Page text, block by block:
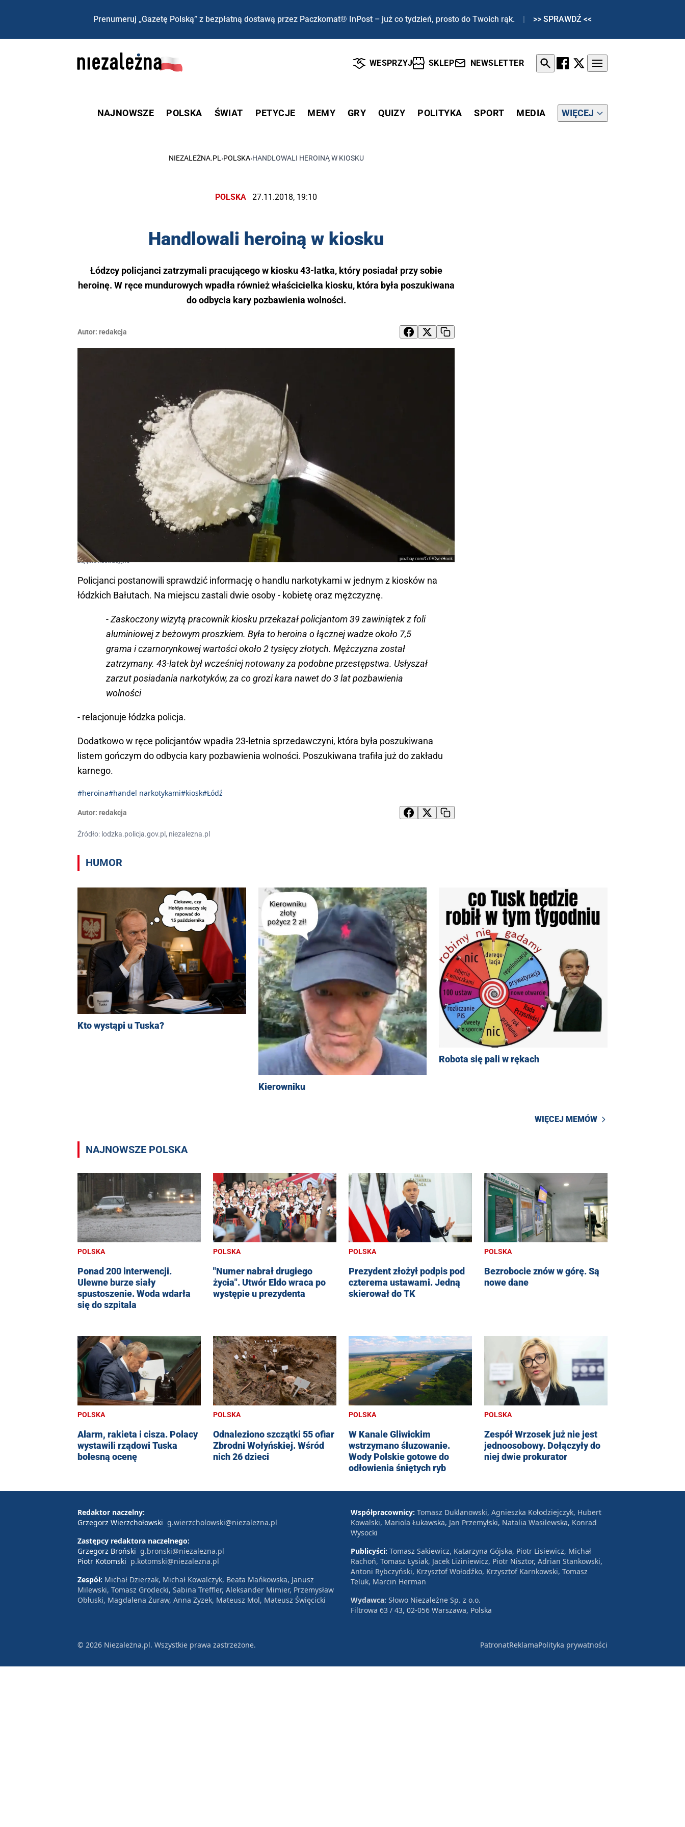
Prenumeruj „Gazetę Polską” z bezpłatną dostawą przez Paczkomat® InPost – już co tydzień, prosto do Twoich rąk. | >> SPRAWDŹ <<
WESPRZYJ SKLEP NEWSLETTER
NAJNOWSZE POLSKA ŚWIAT PETYCJE MEMY GRY QUIZY POLITYKA SPORT MEDIA WIĘCEJ
NIEZALEŻNA.PL ›POLSKA›HANDLOWALI HEROINĄ W KIOSKU
POLSKA 27.11.2018, 19:10
Handlowali heroiną w kiosku
Łódzcy policjanci zatrzymali pracującego w kiosku 43-latka, który posiadał przy sobie
heroinę. W ręce mundurowych wpadła również właścicielka kiosku, która była poszukiwana
do odbycia kary pozbawienia wolności.
Autor: redakcja
pixabay.com/Cc0/OverHook
zdjęcie ilustracyjne
Policjanci postanowili sprawdzić informację o handlu narkotykami w jednym z kiosków na
łódzkich Bałutach. Na miejscu zastali dwie osoby - kobietę oraz mężczyznę.
- Zaskoczony wizytą pracownik kiosku przekazał policjantom 39 zawiniątek z foli
aluminiowej z beżowym proszkiem. Była to heroina o łącznej wadze około 7,5
grama i czarnorynkowej wartości około 2 tysięcy złotych. Mężczyzna został
zatrzymany. 43-latek był wcześniej notowany za podobne przestępstwa. Usłyszał
zarzut posiadania narkotyków, za co grozi kara nawet do 3 lat pozbawienia
wolności
- relacjonuje łódzka policja.
Dodatkowo w ręce policjantów wpadła 23-letnia sprzedawczyni, która była poszukiwana
listem gończym do odbycia kary pozbawienia wolności. Poszukiwana trafiła już do zakładu
karnego.
#heroina#handel narkotykami#kiosk#Łódź
Autor: redakcja
Źródło: lodzka.policja.gov.pl, niezalezna.pl
HUMOR
Kto wystąpi u Tuska?
Kierowniku
Robota się pali w rękach
WIĘCEJ MEMÓW
NAJNOWSZE POLSKA
POLSKA
Ponad 200 interwencji.
Ulewne burze siały
spustoszenie. Woda wdarła
się do szpitala
POLSKA
"Numer nabrał drugiego
życia". Utwór Eldo wraca po
występie u prezydenta
POLSKA
Prezydent złożył podpis pod
czterema ustawami. Jedną
skierował do TK
POLSKA
Bezrobocie znów w górę. Są
nowe dane
POLSKA
Alarm, rakieta i cisza. Polacy
wystawili rządowi Tuska
bolesną ocenę
POLSKA
Odnaleziono szczątki 55 ofiar
Zbrodni Wołyńskiej. Wśród
nich 26 dzieci
POLSKA
W Kanale Gliwickim
wstrzymano śluzowanie.
Wody Polskie gotowe do
odłowienia śniętych ryb
POLSKA
Zespół Wrzosek już nie jest
jednoosobowy. Dołączyły do
niej dwie prokurator
Redaktor naczelny:
Grzegorz Wierzchołowski g.wierzcholowski@niezalezna.pl
Zastępcy redaktora naczelnego:
Grzegorz Broński g.bronski@niezalezna.pl
Piotr Kotomski p.kotomski@niezalezna.pl
Zespół: Michał Dzierżak, Michał Kowalczyk, Beata Mańkowska, Janusz
Milewski, Tomasz Grodecki, Sabina Treffler, Aleksander Mimier, Przemysław
Obłuski, Magdalena Żuraw, Anna Zyzek, Mateusz Mol, Mateusz Święcicki
Współpracownicy: Tomasz Duklanowski, Agnieszka Kołodziejczyk, Hubert
Kowalski, Mariola Łukawska, Jan Przemyłski, Natalia Wasilewska, Konrad
Wysocki
Publicyści: Tomasz Sakiewicz, Katarzyna Gójska, Piotr Lisiewicz, Michał
Rachoń, Tomasz Łysiak, Jacek Liziniewicz, Piotr Nisztor, Adrian Stankowski,
Antoni Rybczyński, Krzysztof Wołodźko, Krzysztof Karnkowski, Tomasz
Teluk, Marcin Herman
Wydawca: Słowo Niezależne Sp. z o.o.
Filtrowa 63 / 43, 02-056 Warszawa, Polska
© 2026 Niezależna.pl. Wszystkie prawa zastrzeżone. PatronatReklamaPolityka prywatności